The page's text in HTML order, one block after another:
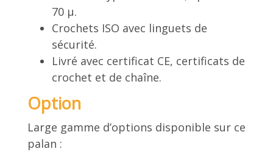
70 µ.
Crochets ISO avec linguets de
sécurité.
Livré avec certificat CE, certificats de
crochet et de chaîne.
Option
Large gamme d’options disponible sur ce
palan :